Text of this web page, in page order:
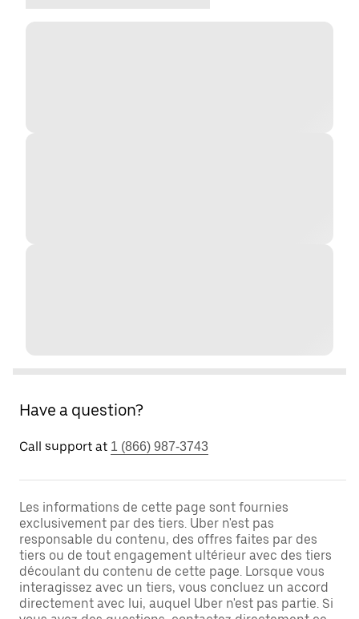
Have a question?
Call support at 1 (866) 987-3743
Les informations de cette page sont fournies
exclusivement par des tiers. Uber n'est pas
responsable du contenu, des offres faites par des
tiers ou de tout engagement ultérieur avec des tiers
découlant du contenu de cette page. Lorsque vous
interagissez avec un tiers, vous concluez un accord
directement avec lui, auquel Uber n'est pas partie. Si